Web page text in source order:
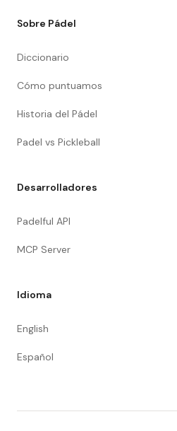
Sobre Pádel
Diccionario
Cómo puntuamos
Historia del Pádel
Padel vs Pickleball
Desarrolladores
Padelful API
MCP Server
Idioma
English
Español